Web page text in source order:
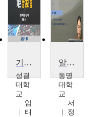
기초 알고리즘
성결
대학
교
임
태
알고리즘
동명
대학
교
서
정